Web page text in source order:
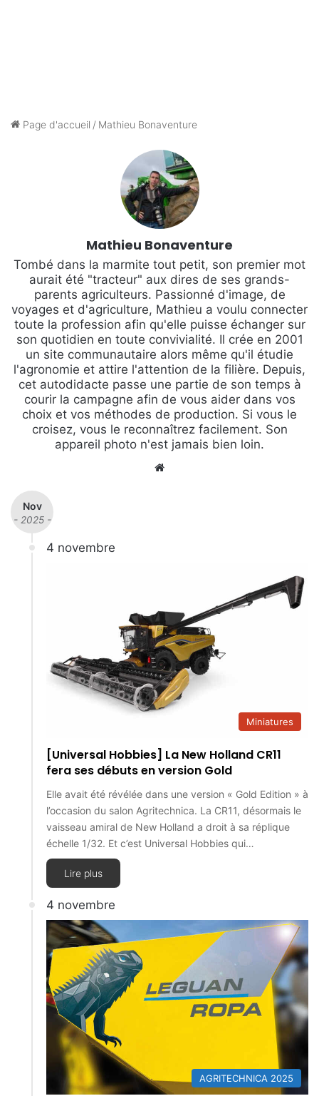
Page d'accueil / Mathieu Bonaventure
Mathieu Bonaventure
Tombé dans la marmite tout petit, son premier mot
aurait été "tracteur" aux dires de ses grands-
parents agriculteurs. Passionné d'image, de
voyages et d'agriculture, Mathieu a voulu connecter
toute la profession afin qu'elle puisse échanger sur
son quotidien en toute convivialité. Il crée en 2001
un site communautaire alors même qu'il étudie
l'agronomie et attire l'attention de la filière. Depuis,
cet autodidacte passe une partie de son temps à
courir la campagne afin de vous aider dans vos
choix et vos méthodes de production. Si vous le
croisez, vous le reconnaîtrez facilement. Son
appareil photo n'est jamais bien loin.
Nov
- 2025 -
4 novembre
Miniatures
[Universal Hobbies] La New Holland CR11
fera ses débuts en version Gold
Elle avait été révélée dans une version « Gold Edition » à
l’occasion du salon Agritechnica. La CR11, désormais le
vaisseau amiral de New Holland a droit à sa réplique
échelle 1/32. Et c’est Universal Hobbies qui…
Lire plus
4 novembre
AGRITECHNICA 2025